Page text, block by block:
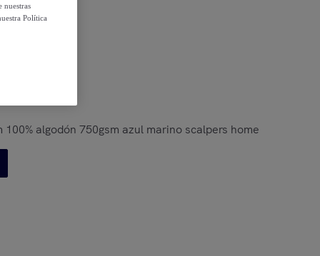
algodón 750gsm azul marino scalpers home
nuestras
Política